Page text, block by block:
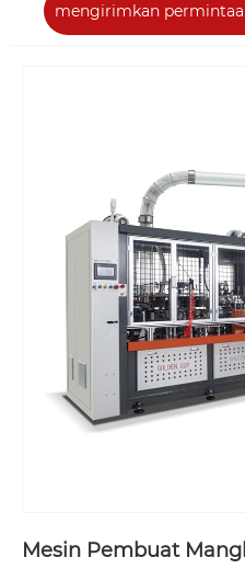
mengirimkan
Mesin Pembuat